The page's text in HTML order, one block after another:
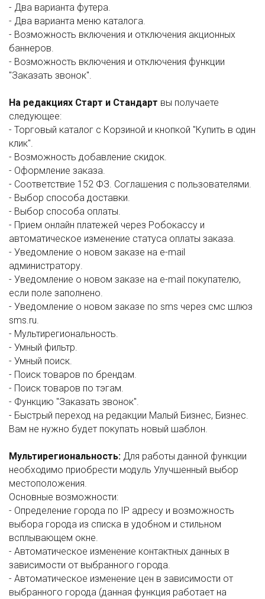
- Два варианта футера.
- Два варианта меню каталога.
- Возможность включения и отключения акционных
баннеров.
- Возможность включения и отключения функции
"Заказать звонок".
На редакциях Старт и Стандарт вы получаете
следующее:
- Торговый каталог с Корзиной и кнопкой "Купить в один
клик".
- Возможность добавление скидок.
- Оформление заказа.
- Соответствие 152 ФЗ. Соглашения с пользователями.
- Выбор способа доставки.
- Выбор способа оплаты.
- Прием онлайн платежей через Робокассу и
автоматическое изменение статуса оплаты заказа.
- Уведомление о новом заказе на e-mail
администратору.
- Уведомление о новом заказе на e-mail покупателю,
если поле заполнено.
- Уведомление о новом заказе по sms через смс шлюз
sms.ru.
- Мультирегиональность.
- Умный фильтр.
- Умный поиск.
- Поиск товаров по брендам.
- Поиск товаров по тэгам.
- Функцию "Заказать звонок".
- Быстрый переход на редакции Малый Бизнес, Бизнес.
Вам не нужно будет покупать новый шаблон.
Мультирегиональность: Для работы данной функции
необходимо приобрести модуль Улучшенный выбор
местоположения.
Основные возможности:
- Определение города по IP адресу и возможность
выбора города из списка в удобном и стильном
всплывающем окне.
- Автоматическое изменение контактных данных в
зависимости от выбранного города.
- Автоматическое изменение цен в зависимости от
выбранного города (данная функция работает на